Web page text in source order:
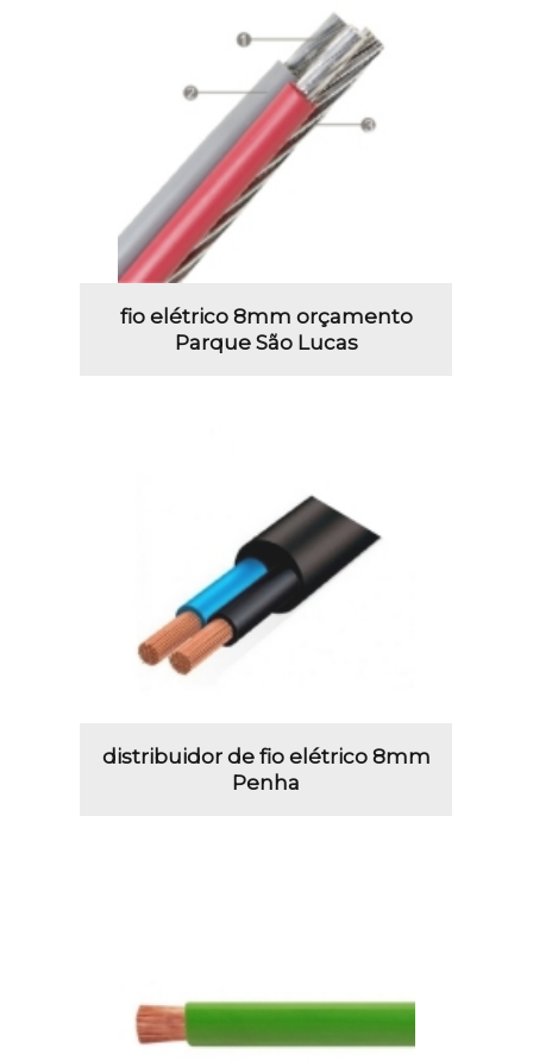
fio elétrico 8mm orçamento
Parque São Lucas
distribuidor de fio elétrico 8mm
Penha